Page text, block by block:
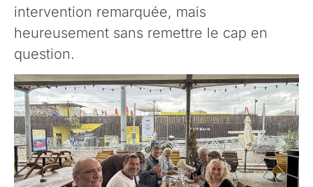
intervention remarquée, mais
heureusement sans remettre le cap en
question.